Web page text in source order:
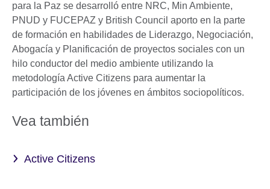
para la Paz se desarrolló entre NRC, Min Ambiente,
PNUD y FUCEPAZ y British Council aporto en la parte
de formación en habilidades de Liderazgo, Negociación,
Abogacía y Planificación de proyectos sociales con un
hilo conductor del medio ambiente utilizando la
metodología Active Citizens para aumentar la
participación de los jóvenes en ámbitos sociopolíticos.
Vea también
Active Citizens